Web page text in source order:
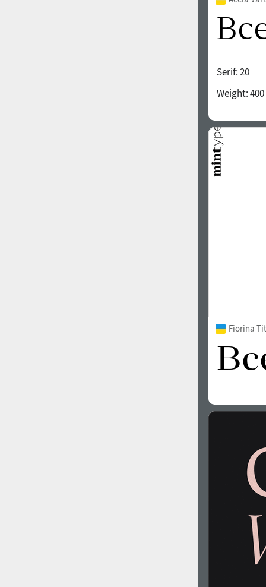
Serif:20
Weight:400
Fiorina